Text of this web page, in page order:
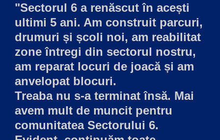
"Sectorul 6 a renăscut în acești
ultimi 5 ani. Am construit parcuri,
drumuri și școli noi, am reabilitat
zone întregi din sectorul nostru,
am reparat locuri de joacă și am
anvelopat blocuri.
Treaba nu s-a terminat însă. Mai
avem mult de muncit pentru
comunitatea Sectorului 6.